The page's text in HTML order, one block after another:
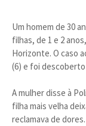
Um homem de 30
filhas, de 1 e 2
Horizonte. O caso
(6) e foi
A mulher disse à
filha mais velha
reclamava de